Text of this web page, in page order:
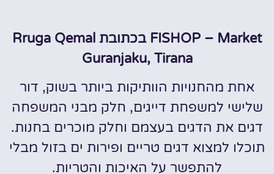
FISHOP – Market בכתובת Rruga Qemal
Guranjaku, Tirana
אחת מהחנויות הוותיקות ביותר בשוק, דור
שלישי למשפחת דייגים, חלק מבני המשפחה
דגים את הדגים בעצמם וחלק מוכרים בחנות.
תוכלו למצוא דגים טריים ופירות ים בזול מבלי
להתפשר על האיכות והטריות.